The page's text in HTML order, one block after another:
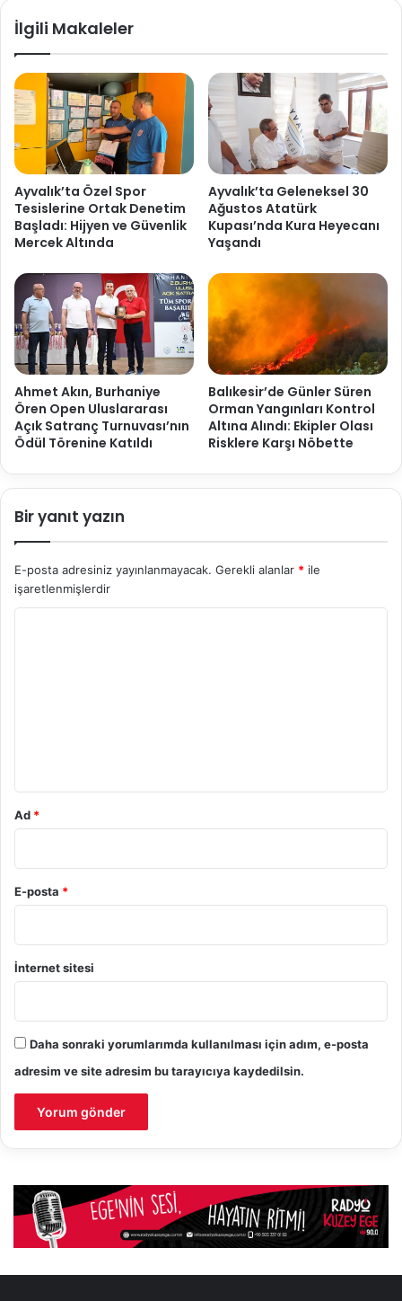
İlgili Makaleler
Ayvalık’ta Özel Spor
Tesislerine Ortak Denetim
Başladı: Hijyen ve Güvenlik
Mercek Altında
Ayvalık’ta Geleneksel 30
Ağustos Atatürk
Kupası’nda Kura Heyecanı
Yaşandı
Ahmet Akın, Burhaniye
Ören Open Uluslararası
Açık Satranç Turnuvası’nın
Ödül Törenine Katıldı
Balıkesir’de Günler Süren
Orman Yangınları Kontrol
Altına Alındı: Ekipler Olası
Risklere Karşı Nöbette
Bir yanıt yazın
E-posta adresiniz yayınlanmayacak. Gerekli alanlar * ile
işaretlenmişlerdir
Ad *
E-posta *
İnternet sitesi
Daha sonraki yorumlarımda kullanılması için adım, e-posta
adresim ve site adresim bu tarayıcıya kaydedilsin.